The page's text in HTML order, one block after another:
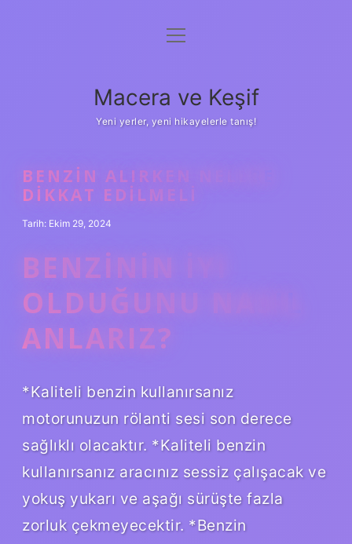
Anasayfa
Yasal Uyarı
menüyü
Macera ve Keşif
Yeni yerler, yeni hikayelerle tanış!
BENZIN ALIRKEN NELERE
DIKKAT EDILMELI
Tarih: Ekim 29, 2024
BENZININ IYI
OLDUĞUNU NASIL
ANLARIZ?
*Kaliteli benzin kullanırsanız
motorunuzun rölanti sesi son derece
sağlıklı olacaktır. *Kaliteli benzin
kullanırsanız aracınız sessiz çalışacak ve
yokuş yukarı ve aşağı sürüşte fazla
zorluk çekmeyecektir. *Benzin